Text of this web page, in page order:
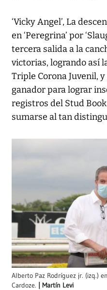
‘Vicky Angel’, La
en ‘Peregrina’ por
tercera salida a la
victorias, logrando así
Triple Corona Juvenil,
ganador para lograr
registros del Stud
sumarse al tan
Alberto Paz Rodríguez jr. (izq.)
Cardoze.
Martín Levi